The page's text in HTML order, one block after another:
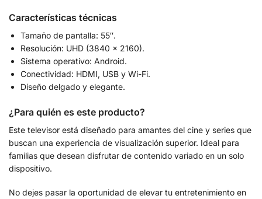
Características técnicas
Tamaño de pantalla: 55″.
Resolución: UHD (3840 x 2160).
Sistema operativo: Android.
Conectividad: HDMI, USB y Wi-Fi.
Diseño delgado y elegante.
¿Para quién es este producto?
Este televisor está diseñado para amantes del cine y series que
buscan una experiencia de visualización superior. Ideal para
familias que desean disfrutar de contenido variado en un solo
dispositivo.
No dejes pasar la oportunidad de elevar tu entretenimiento en